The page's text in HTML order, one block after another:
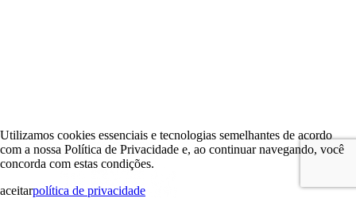
Utilizamos cookies essenciais e tecnologias semelhantes de acordo
com a nossa Política de Privacidade e, ao continuar navegando, você
concorda com estas condições.
aceitarpolítica de privacidade